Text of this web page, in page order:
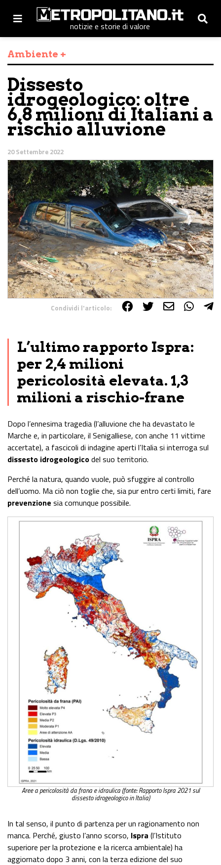
notizie e storie di valore
Ambiente +
Dissesto
idrogeologico: oltre
6,8 milioni di Italiani a
rischio alluvione
20 Settembre 2022
Condividi l'articolo:
L’ultimo rapporto Ispra:
per 2,4 milioni
pericolosità elevata. 1,3
milioni a rischio-frane
Dopo l’ennesima tragedia (l’alluvione che ha devastato le
Marche e, in particolare, il Senigalliese, con anche 11 vittime
accertate), a fascicoli di indagine aperti l’Italia si interroga sul
dissesto idrogeologicodel suo territorio.
Perché la natura, quando vuole, può sfuggire al controllo
dell’uomo. Ma ciò non toglie che, sia pur entro certi limiti, fare
prevenzione sia comunque possibile.
Aree a pericolosità da frana e idraulica (fonte: Rapporto Ispra 2021 sul
dissesto idrogeologico in Italia)
In tal senso, il punto di partenza per un ragionamento non
manca. Perché, giusto l’anno scorso, Ispra (l’Istituto
superiore per la protezione e la ricerca ambientale) ha
aggiornato dopo 3 anni, con la terza edizione del suo